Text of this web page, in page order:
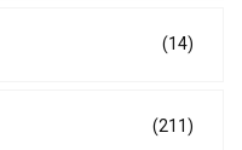
(14)
(211)